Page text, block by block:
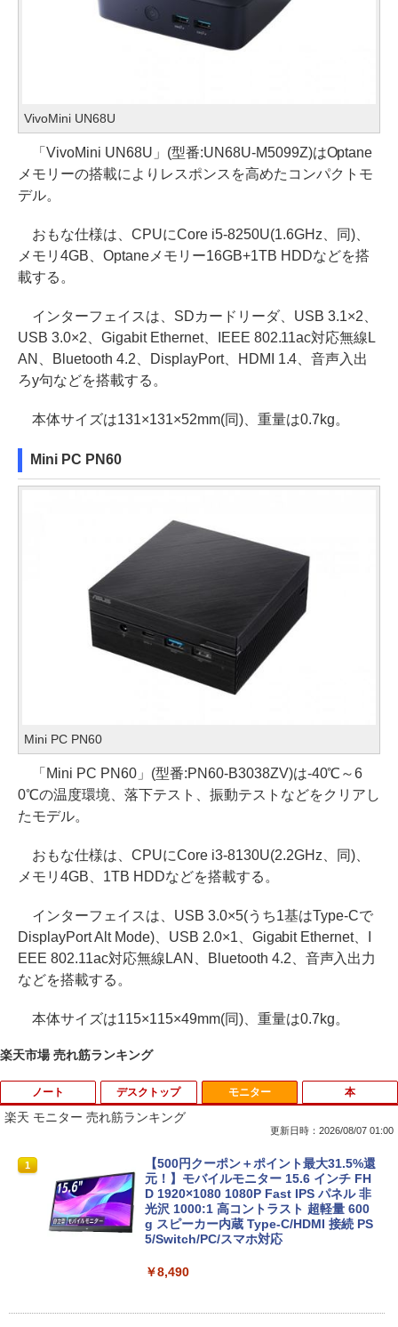
VivoMini UN68U
「VivoMini UN68U」(型番:UN68U-M5099Z)はOptane
メモリーの搭載によりレスポンスを高めたコンパクトモ
デル。
おもな仕様は、CPUにCore i5-8250U(1.6GHz、同)、
メモリ4GB、Optaneメモリー16GB+1TB HDDなどを搭
載する。
インターフェイスは、SDカードリーダ、USB 3.1×2、
USB 3.0×2、Gigabit Ethernet、IEEE 802.11ac対応無線L
AN、Bluetooth 4.2、DisplayPort、HDMI 1.4、音声入出
ろy句などを搭載する。
本体サイズは131×131×52mm(同)、重量は0.7kg。
Mini PC PN60
Mini PC PN60
「Mini PC PN60」(型番:PN60-B3038ZV)は-40℃～6
0℃の温度環境、落下テスト、振動テストなどをクリアし
たモデル。
おもな仕様は、CPUにCore i3-8130U(2.2GHz、同)、
メモリ4GB、1TB HDDなどを搭載する。
インターフェイスは、USB 3.0×5(うち1基はType-Cで
DisplayPort Alt Mode)、USB 2.0×1、Gigabit Ethernet、I
EEE 802.11ac対応無線LAN、Bluetooth 4.2、音声入出力
などを搭載する。
本体サイズは115×115×49mm(同)、重量は0.7kg。
楽天市場 売れ筋ランキング
ノート
1
中古ノートパソコン 新生活セット 2026
Windows11搭載 Office付き 15.6型 大手
メーカー 第6〜8世代 Core i3/i5 メモリ8
GB SSD最大1TB 高速SSD搭載 初期設定
済み テレワーク応援 在宅勤務 学生向け
FU25-repc ノートPC 中古パソコン
￥13,900
デスクトップ
1
【訳あり品】中古パソコン | NEC | Mate
MKM34B-1 | Windows11 | デスクトップ
| 一年保証 | 第7世代 | Core i5 7500 3.4
(〜最大3.8)GHz | MEM:8GB | SSD:256G
B | DVD-ROM | 無線LAN:あり | Win11Pr
o64bit
￥10,000
モニター
楽天 モニター 売れ筋ランキング
更新日時：2026/08/07 01:00
1
【500円クーポン＋ポイント最大31.5%還
元！】モバイルモニター 15.6 インチ FH
D 1920×1080 1080P Fast IPS パネル 非
光沢 1000:1 高コントラスト 超軽量 600
g スピーカー内蔵 Type-C/HDMI 接続 PS
5/Switch/PC/スマホ対応
￥8,490
本